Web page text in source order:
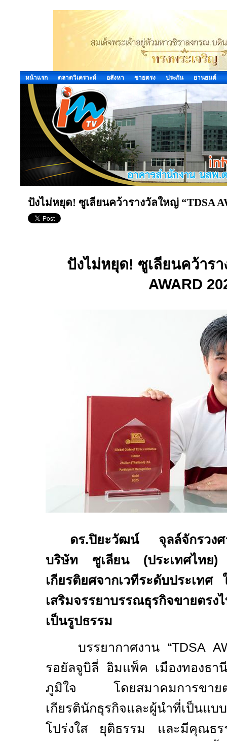
หน้าแรก ตลาดวิเคราะห์ อสังหา ขายตรง ประกัน ยานยนต์
ปังไม่หยุด! ซูเลียนคว้ารางวัลใหญ่ “TDSA
ปังไม่หยุด! ซูเลียนคว้าร
AWARD
ดร.ปิยะวัฒน์ จุลล์จักรวงศ
บริษัท ซูเลียน (ประเทศไทย)
เกียรติยศจากเวทีระดับประเทศ
เสริมจรรยาบรรณธุรกิจขายตรง
เป็นรูปธรรม
บรรยากาศงาน “TDSA
รอยัลจูบิลี่ อิมแพ็ค เมืองทองธา
ภูมิใจ โดยสมาคมการขายตร
เกียรตินักธุรกิจและผู้นำที่เป็นแบ
โปร่งใส ยุติธรรม และมีคุณธร